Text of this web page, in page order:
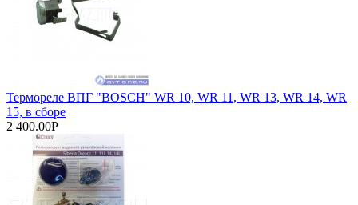
Термореле ВПГ "BOSCH" WR 10, WR 11, WR 13, WR 14, WR
15, в сборе
2 400.00Р